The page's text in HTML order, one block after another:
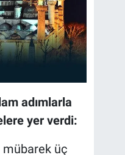
adımlarla
yer verdi:
mübarek üç